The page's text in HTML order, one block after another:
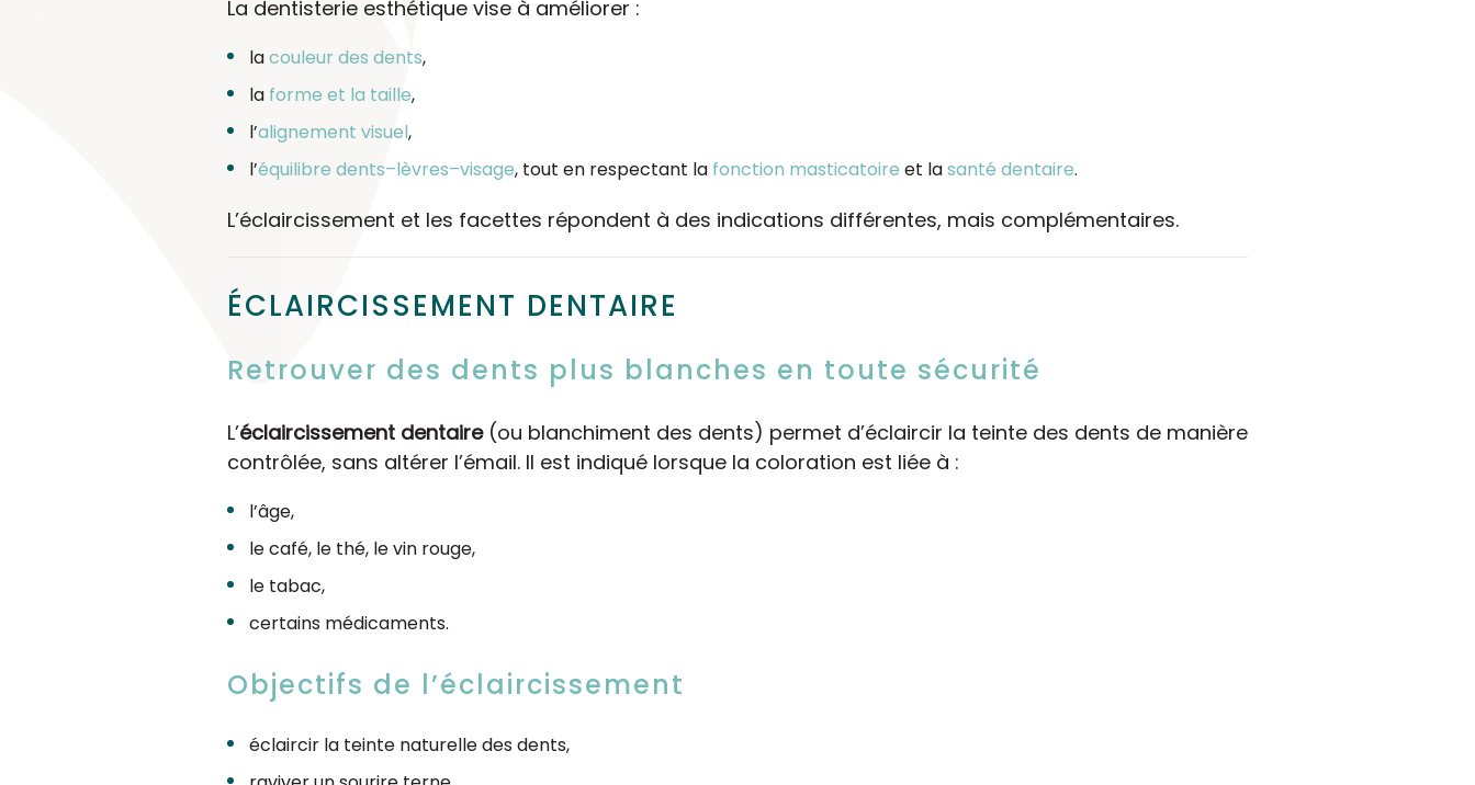
La dentisterie esthétique vise à améliorer :
lacouleur des dents,
la forme et la taille,
l’alignement visuel,
l’équilibre dents–lèvres–visage, tout en respectant la fonction masticatoire et lasanté dentaire.
L’éclaircissement et les facettes répondent à des indications différentes, mais complémentaires.
ÉCLAIRCISSEMENT DENTAIRE
Retrouver des dents plus blanches en toute sécurité
L’éclaircissement dentaire(ou blanchiment des dents) permet d’éclaircir la teinte des dents de manière
contrôlée, sans altérer l’émail. Il est indiqué lorsque la coloration est liée à :
l’âge,
le café, le thé, le vin rouge,
le tabac,
certains médicaments.
Objectifs de l’éclaircissement
éclaircir la teinte naturelle des dents,